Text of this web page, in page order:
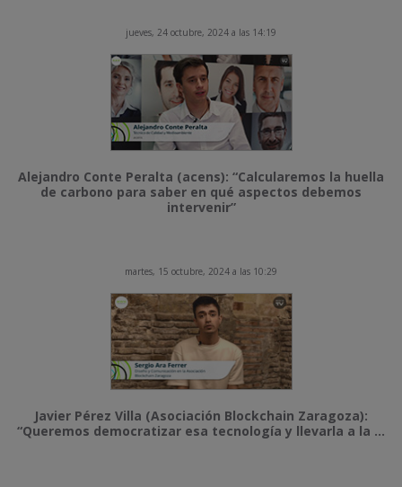
jueves, 24 octubre, 2024 a las 14:19
Alejandro Conte Peralta (acens): “Calcularemos la huella
de carbono para saber en qué aspectos debemos
intervenir”
martes, 15 octubre, 2024 a las 10:29
Javier Pérez Villa (Asociación Blockchain Zaragoza):
“Queremos democratizar esa tecnología y llevarla a la ...